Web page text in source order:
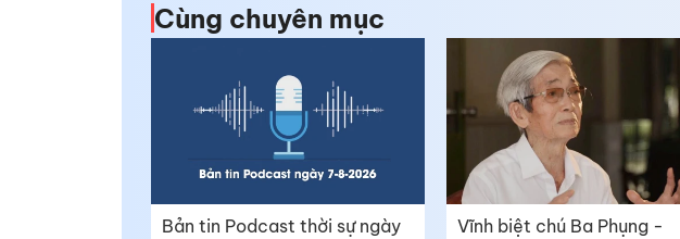
Cùng chuyên mục
Bản tin Podcast thời sự ngày
Vĩnh biệt chú Ba Phụng -